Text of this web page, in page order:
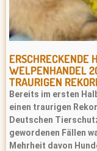
ERSCHRECKENDE
WELPENHANDEL
TRAURIGEN
Bereits im ersten
einen traurigen
Deutschen
gewordenen Fällen
Mehrheit davon